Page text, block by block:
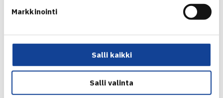
Markkinointi
Salli kaikki
Salli valinta
realisoitumisen jälkeen.
”Tuntuu ihan mahtavalta! Tämä on tärkeä saavutus itselle,
kun näkee oman kovan työn tuottavan tulosta. Ja etenkin
kotikentällä sen saavuttaminen tekee siitä entistä